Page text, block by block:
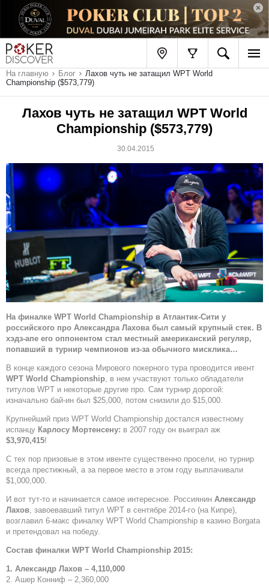
На главную Блог
Лахов чуть не затащил WPT World
Championship ($573,779)
Лахов чуть не затащил WPT World
Championship ($573,779)
30.04.2015
На финалке WPT World Championship в Атлантик-Сити у
российского про Александра Лахова был самый крупный стек. В
хэдз-апе его оппонентом стал местный американский регуляр,
попавший в турнир чемпионов из-за обычного мисклика…
В конце каждого сезона Мирового покерного тура проводится ивент
WPT World Championship, в нем участвуют только обладатели
титулов WPT и некоторые другие про. Сам турнир дорогой:
изначально бай-ин был $25,000, потом снизили до $15,000.
Крупнейший приз WPT World Championship достался известному
испанцу Карлосу Мортенсену: в 2007 году он выиграл аж
$3,970,415!
С тех пор призовые в этом ивенте существенно просели, но турнир
всегда престижный, а за первое место в этом году выплачивали
$1,000,000.
И вот тут-то и начинается самое интересное. Россиянин Александр
Лахов, завоевавший титул WPT в сентябре 2014-го (на Кипре),
возглавил 6-макс финалку WPT World Championship в казино Borgata
и претендовал на победу.
Состав финалки WPT World Championship 2015:
1. Александр Лахов – 4,110,000
2. Ашер Конниф – 2,360,000